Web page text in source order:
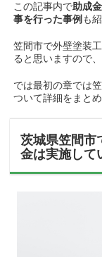
この記事内で助成
事を行った事例 も
笠間市で外壁塗装
ると思いますので
では最初の章では
ついて詳細をまとめ
茨城県笠間市
金は実施して